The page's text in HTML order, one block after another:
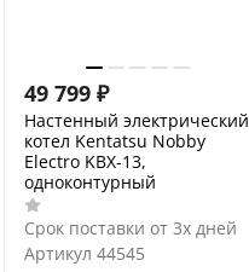
49 799 ₽
Настенный электрический
котел Kentatsu Nobby
Electro KBX-13,
одноконтурный
Срок поставки от 3х дней
Артикул 44545